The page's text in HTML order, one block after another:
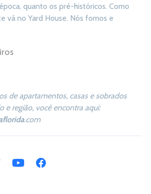
quanto os pré-históricos. Como
vá no Yard House. Nós fomos e
de apartamentos, casas e sobrados
e região, você encontra aqui:
.com